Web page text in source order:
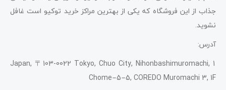
جذاب از این فروشگاه که یکی از بهترین مراکز خرید توکیو است غافل
نشوید.
آدرس:
Japan, 〒103-0022 Tokyo, Chuo City, Nihonbashimuromachi, 1
Chome−5−5, COREDO Muromachi 3, 1F